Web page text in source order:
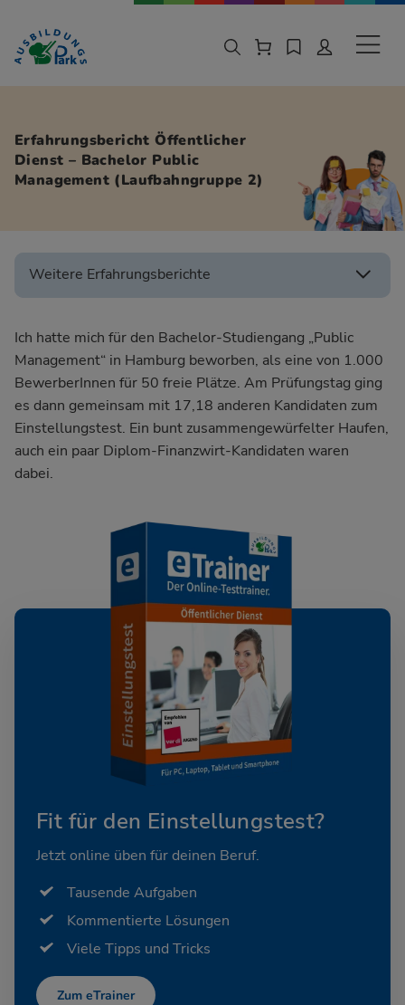
Zur Navigation springen
Zu den Hauptinhalten springen
Erfahrungsbericht Öffentlicher
Dienst – Bachelor Public
Management (Laufbahngruppe 2)
Ich hatte mich für den Bachelor-Studiengang „Public
Management“ in Hamburg beworben, als eine von 1.000
BewerberInnen für 50 freie Plätze. Am Prüfungstag ging
es dann gemeinsam mit 17,18 anderen Kandidaten zum
Einstellungstest. Ein bunt zusammengewürfelter Haufen,
auch ein paar Diplom-Finanzwirt-Kandidaten waren
dabei.
Fit für den Einstellungstest?
Jetzt online üben für deinen Beruf.
Tausende Aufgaben
Kommentierte Lösungen
Viele Tipps und Tricks
Zum eTrainer
Weitere Erfahrungsberichte